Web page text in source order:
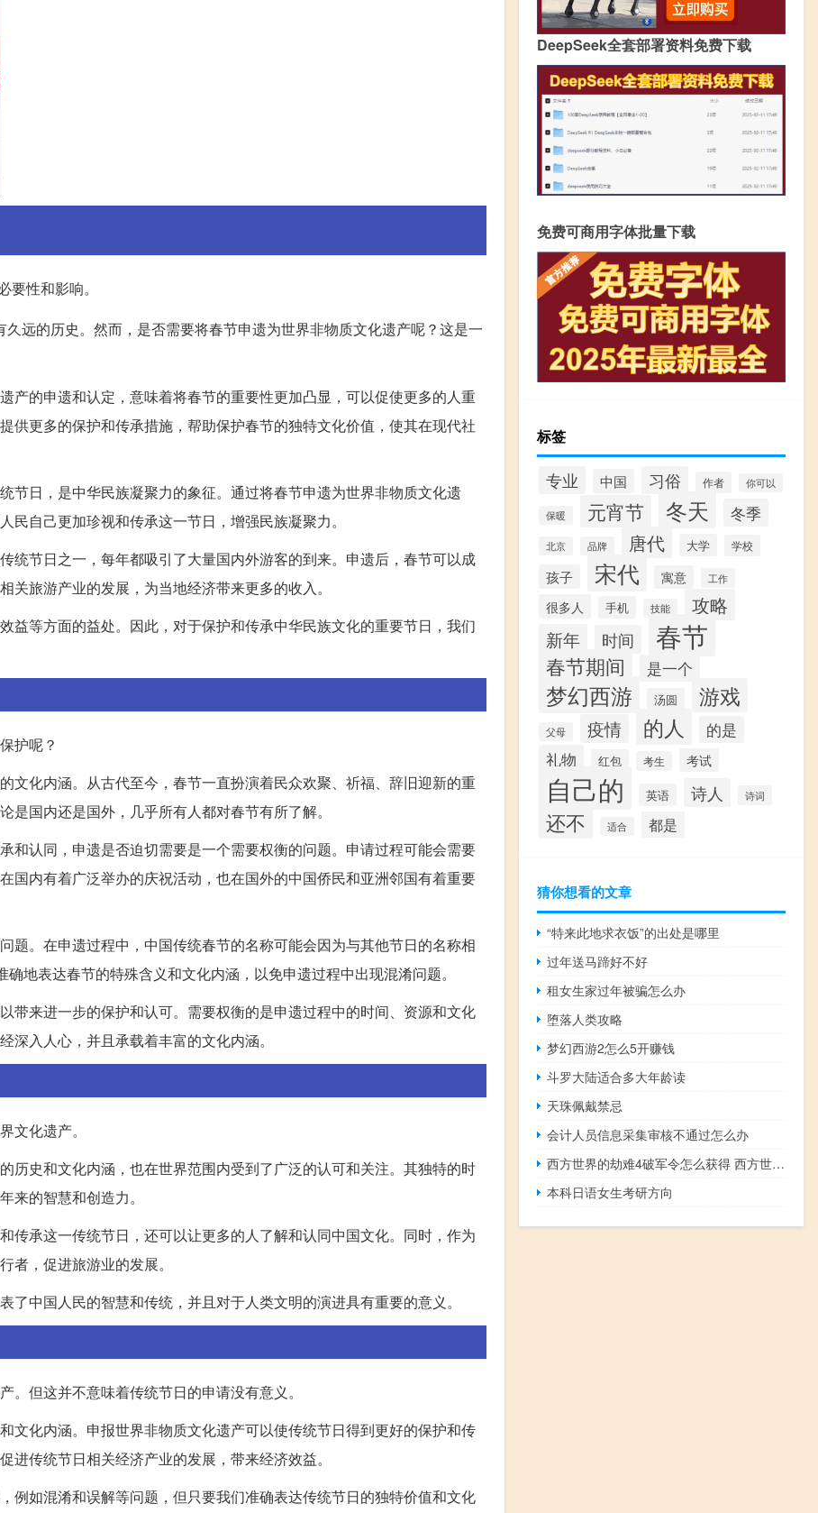
性和影响。
久远的历史。然而，是否需要将春节申遗为世界非物质文化遗产呢？这是一
产的申遗和认定，意味着将春节的重要性更加凸显，可以促使更多的人重
供更多的保护和传承措施，帮助保护春节的独特文化价值，使其在现代社
节日，是中华民族凝聚力的象征。通过将春节申遗为世界非物质文化遗
自己更加珍视和传承这一节日，增强民族凝聚力。
统节日之一，每年都吸引了大量国内外游客的到来。申遗后，春节可以成
旅游产业的发展，为当地经济带来更多的收入。
益等方面的益处。因此，对于保护和传承中华民族文化的重要节日，我们
护呢？
文化内涵。从古代至今，春节一直扮演着民众欢聚、祈福、辞旧迎新的重
国内还是国外，几乎所有人都对春节有所了解。
和认同，申遗是否迫切需要是一个需要权衡的问题。申请过程可能会需要
国内有着广泛举办的庆祝活动，也在国外的中国侨民和亚洲邻国有着重要
题。在申遗过程中，中国传统春节的名称可能会因为与其他节日的名称相
地表达春节的特殊含义和文化内涵，以免申遗过程中出现混淆问题。
带来进一步的保护和认可。需要权衡的是申遗过程中的时间、资源和文化
入人心，并且承载着丰富的文化内涵。
文化遗产。
历史和文化内涵，也在世界范围内受到了广泛的认可和关注。其独特的时
来的智慧和创造力。
传承这一传统节日，还可以让更多的人了解和认同中国文化。同时，作为
者，促进旅游业的发展。
中国人民的智慧和传统，并且对于人类文明的演进具有重要的意义。
但这并不意味着传统节日的申请没有意义。
文化内涵。申报世界非物质文化遗产可以使传统节日得到更好的保护和传
传统节日相关经济产业的发展，带来经济效益。
例如混淆和误解等问题，但只要我们准确表达传统节日的独特价值和文化
DeepSeek全套部署资料免费下载
免费可商用字体批量下载
标签
专业 中国 习俗 作者 你可以
保暖 元宵节 冬天 冬季
北京 品牌 唐代 大学 学校
孩子 宋代 寓意 工作
很多人 手机 技能 攻略
新年 时间 春节
春节期间 是一个
梦幻西游 汤圆 游戏
父母 疫情 的人 的是
礼物 红包 考生 考试
自己的 英语 诗人 诗词
还不 适合 都是
猜你想看的文章
“特来此地求衣饭”的出处是哪里
过年送马蹄好不好
租女生家过年被骗怎么办
堕落人类攻略
梦幻西游2怎么5开赚钱
斗罗大陆适合多大年龄读
天珠佩戴禁忌
会计人员信息采集审核不通过怎么办
西方世界的劫难4破军令怎么获得 西方世界的劫难4攻略
本科日语女生考研方向